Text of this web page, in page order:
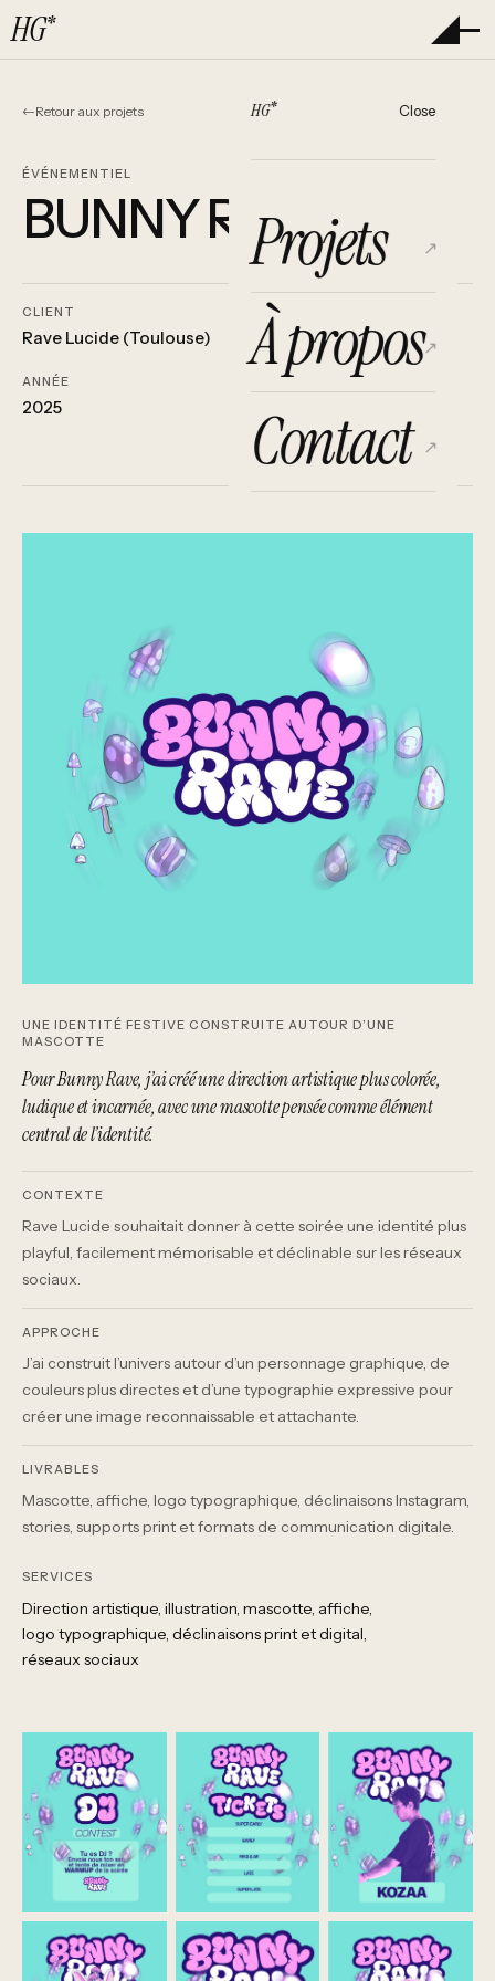
HG*
HG* Close
Projets
À propos
Contact
←Retour aux projets
ÉVÉNEMENTIEL
BUNNY RAVE
CLIENT
Rave Lucide (Toulouse)
CATÉGORIE
Événementiel
ANNÉE
2025
RÔLE
illustration, mascotte,
affiche
UNE IDENTITÉ FESTIVE CONSTRUITE AUTOUR D’UNE
MASCOTTE
Pour Bunny Rave, j’ai créé une direction artistique plus colorée,
ludique et incarnée, avec une mascotte pensée comme élément
central de l’identité.
CONTEXTE
Rave Lucide souhaitait donner à cette soirée une identité plus
playful, facilement mémorisable et déclinable sur les réseaux
sociaux.
APPROCHE
J’ai construit l’univers autour d’un personnage graphique, de
couleurs plus directes et d’une typographie expressive pour
créer une image reconnaissable et attachante.
LIVRABLES
Mascotte, affiche, logo typographique, déclinaisons Instagram,
stories, supports print et formats de communication digitale.
SERVICES
Direction artistique illustration mascotte affiche
logo typographique déclinaisons print et digital
réseaux sociaux